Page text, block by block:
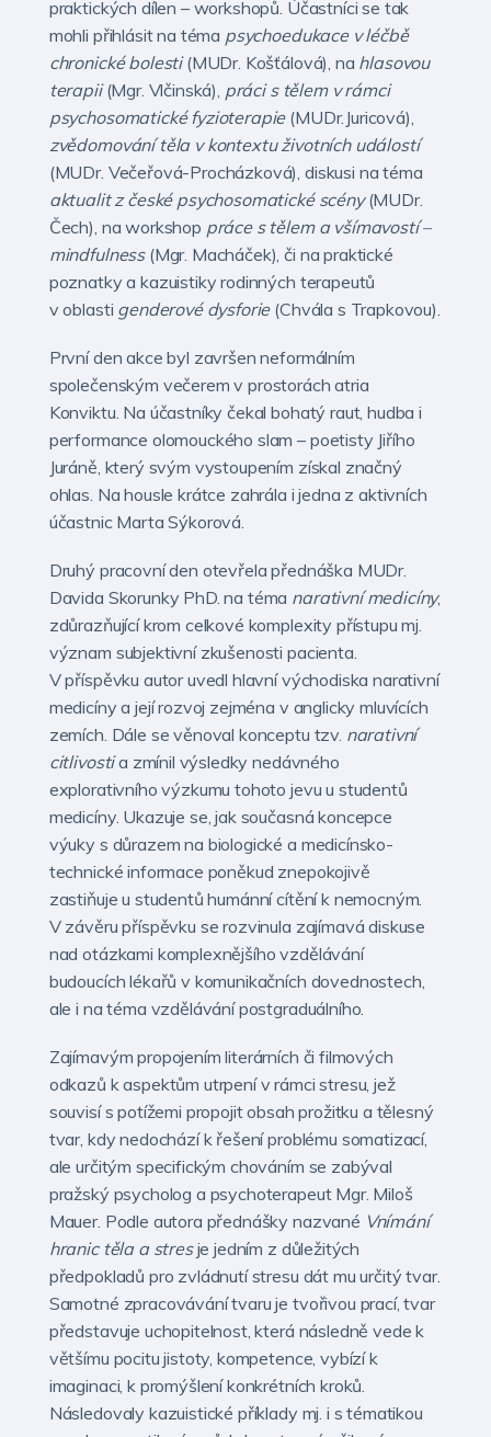
praktických dílen – workshopů. Účastníci se tak
mohli přihlásit na téma psychoedukace v léčbě
chronické bolesti(MUDr. Košťálová), na hlasovou
terapii(Mgr. Vlčinská), práci s tělem v rámci
psychosomatické fyzioterapie(MUDr.Juricová),
zvědomování těla v kontextu životních událostí
(MUDr. Večeřová-Procházková), diskusi na téma
aktualit z české psychosomatické scény(MUDr.
Čech), na workshop práce s tělem a všímavostí –
mindfulness (Mgr. Macháček), či na praktické
poznatky a kazuistiky rodinných terapeutů
v oblasti genderové dysforie(Chvála s Trapkovou).
První den akce byl završen neformálním
společenským večerem v prostorách atria
Konviktu. Na účastníky čekal bohatý raut, hudba i
performance olomouckého slam – poetisty Jiřího
Juráně, který svým vystoupením získal značný
ohlas. Na housle krátce zahrála i jedna z aktivních
účastnic Marta Sýkorová.
Druhý pracovní den otevřela přednáška MUDr.
Davida Skorunky PhD. na téma narativní medicíny,
zdůrazňující krom celkové komplexity přístupu mj.
význam subjektivní zkušenosti pacienta.
V příspěvku autor uvedl hlavní východiska narativní
medicíny a její rozvoj zejména v anglicky mluvících
zemích. Dále se věnoval konceptu tzv. narativní
citlivostia zmínil výsledky nedávného
explorativního výzkumu tohoto jevu u studentů
medicíny. Ukazuje se, jak současná koncepce
výuky s důrazem na biologické a medicínsko-
technické informace poněkud znepokojivě
zastiňuje u studentů humánní cítění k nemocným.
V závěru příspěvku se rozvinula zajímavá diskuse
nad otázkami komplexnějšího vzdělávání
budoucích lékařů v komunikačních dovednostech,
ale i na téma vzdělávání postgraduálního.
Zajímavým propojením literárních či filmových
odkazů k aspektům utrpení v rámci stresu, jež
souvisí s potížemi propojit obsah prožitku a tělesný
tvar, kdy nedochází k řešení problému somatizací,
ale určitým specifickým chováním se zabýval
pražský psycholog a psychoterapeut Mgr. Miloš
Mauer. Podle autora přednášky nazvané Vnímání
hranic těla a stresje jedním z důležitých
předpokladů pro zvládnutí stresu dát mu určitý tvar.
Samotné zpracovávání tvaru je tvořivou prací, tvar
představuje uchopitelnost, která následně vede k
většímu pocitu jistoty, kompetence, vybízí k
imaginaci, k promýšlení konkrétních kroků.
Následovaly kazuistické příklady mj. i s tématikou